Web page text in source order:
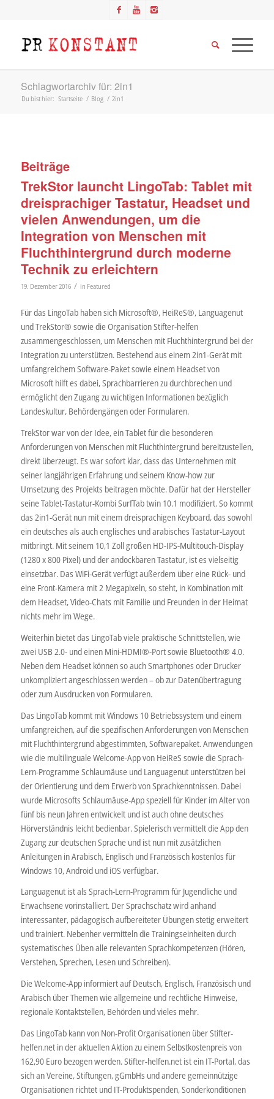
Schlagwortarchiv für: 2in1
Du bist hier: Startseite / Blog / 2in1
Beiträge
TrekStor launcht LingoTab: Tablet mit
dreisprachiger Tastatur, Headset und
vielen Anwendungen, um die
Integration von Menschen mit
Fluchthintergrund durch moderne
Technik zu erleichtern
19. Dezember 2016 / in Featured
Für das LingoTab haben sich Microsoft®, HeiReS®, Languagenut
und TrekStor® sowie die Organisation Stifter-helfen
zusammengeschlossen, um Menschen mit Fluchthintergrund bei der
Integration zu unterstützen. Bestehend aus einem 2in1-Gerät mit
umfangreichem Software-Paket sowie einem Headset von
Microsoft hilft es dabei, Sprachbarrieren zu durchbrechen und
ermöglicht den Zugang zu wichtigen Informationen bezüglich
Landeskultur, Behördengängen oder Formularen.
TrekStor war von der Idee, ein Tablet für die besonderen
Anforderungen von Menschen mit Fluchthintergrund bereitzustellen,
direkt überzeugt. Es war sofort klar, dass das Unternehmen mit
seiner langjährigen Erfahrung und seinem Know-how zur
Umsetzung des Projekts beitragen möchte. Dafür hat der Hersteller
seine Tablet-Tastatur-Kombi SurfTab twin 10.1 modifiziert. So kommt
das 2in1-Gerät nun mit einem dreisprachigen Keyboard, das sowohl
ein deutsches als auch englisches und arabisches Tastatur-Layout
mitbringt. Mit seinem 10,1 Zoll großen HD-IPS-Multitouch-Display
(1280 x 800 Pixel) und der andockbaren Tastatur, ist es vielseitig
einsetzbar. Das WiFi-Gerät verfügt außerdem über eine Rück- und
eine Front-Kamera mit 2 Megapixeln, so steht, in Kombination mit
dem Headset, Video-Chats mit Familie und Freunden in der Heimat
nichts mehr im Wege.
Weiterhin bietet das LingoTab viele praktische Schnittstellen, wie
zwei USB 2.0- und einen Mini-HDMI®-Port sowie Bluetooth® 4.0.
Neben dem Headset können so auch Smartphones oder Drucker
unkompliziert angeschlossen werden – ob zur Datenübertragung
oder zum Ausdrucken von Formularen.
Das LingoTab kommt mit Windows 10 Betriebssystem und einem
umfangreichen, auf die spezifischen Anforderungen von Menschen
mit Fluchthintergrund abgestimmten, Softwarepaket. Anwendungen
wie die multilinguale Welcome-App von HeiReS sowie die Sprach-
Lern-Programme Schlaumäuse und Languagenut unterstützen bei
der Orientierung und dem Erwerb von Sprachkenntnissen. Dabei
wurde Microsofts Schlaumäuse-App speziell für Kinder im Alter von
fünf bis neun Jahren entwickelt und ist auch ohne deutsches
Hörverständnis leicht bedienbar. Spielerisch vermittelt die App den
Zugang zur deutschen Sprache und ist nun mit zusätzlichen
Anleitungen in Arabisch, Englisch und Französisch kostenlos für
Windows 10, Android und iOS verfügbar.
Languagenut ist als Sprach-Lern-Programm für Jugendliche und
Erwachsene vorinstalliert. Der Sprachschatz wird anhand
interessanter, pädagogisch aufbereiteter Übungen stetig erweitert
und trainiert. Nebenher vermitteln die Trainingseinheiten durch
systematisches Üben alle relevanten Sprachkompetenzen (Hören,
Verstehen, Sprechen, Lesen und Schreiben).
Die Welcome-App informiert auf Deutsch, Englisch, Französisch und
Arabisch über Themen wie allgemeine und rechtliche Hinweise,
regionale Kontaktstellen, Behörden und vieles mehr.
Das LingoTab kann von Non-Profit Organisationen über Stifter-
helfen.net in der aktuellen Aktion zu einem Selbstkostenpreis von
162,90 Euro bezogen werden. Stifter-helfen.net ist ein IT-Portal, das
sich an Vereine, Stiftungen, gGmbHs und andere gemeinnützige
Organisationen richtet und IT-Produktspenden, Sonderkonditionen